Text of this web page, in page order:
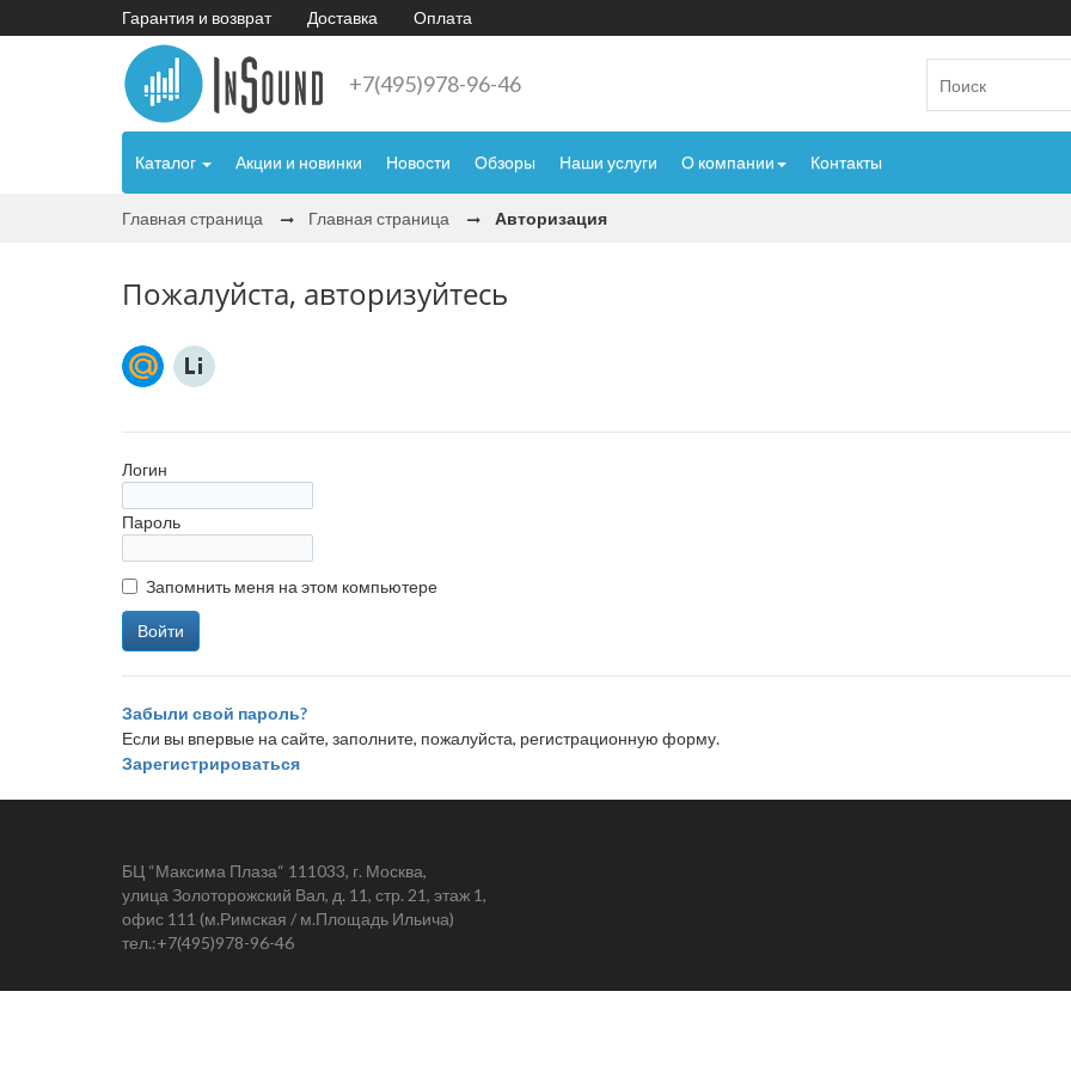
Гарантия и возврат Доставка Оплата
+7(495)978-96-46
Каталог Акции и новинки Новости Обзоры Наши услуги О компании Контакты
Главная страница Главная страница Авторизация
Пожалуйста, авторизуйтесь
Логин
Пароль
Запомнить меня на этом компьютере
Забыли свой пароль?
Если вы впервые на сайте, заполните, пожалуйста, регистрационную форму.
Зарегистрироваться
БЦ “Максима Плаза“ 111033, г. Москва,
улица Золоторожский Вал, д. 11, стр. 21, этаж 1,
офис 111 (м.Римская / м.Площадь Ильича)
тел.:+7(495)978-96-46